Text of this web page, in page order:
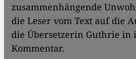
zusammenhängende
die Leser vom Text auf die
die Übersetzerin Guthrie in
Kommentar.